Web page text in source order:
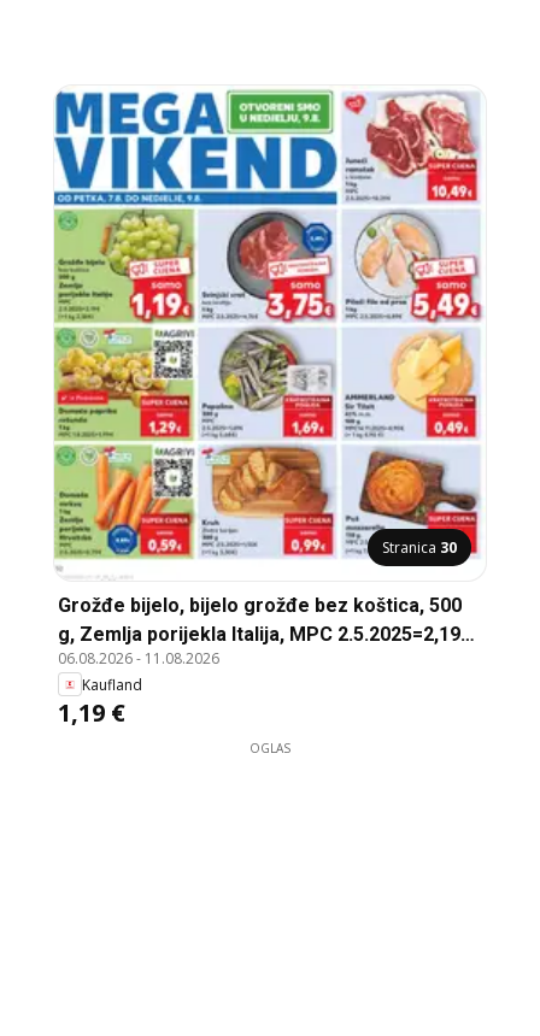
Stranica 30
Grožđe bijelo, bijelo grožđe bez koštica, 500
g, Zemlja porijekla Italija, MPC 2.5.2025=2,19€,
(=1 kg 2,38€)
06.08.2026- 11.08.2026
Kaufland
1,19 €
OGLAS